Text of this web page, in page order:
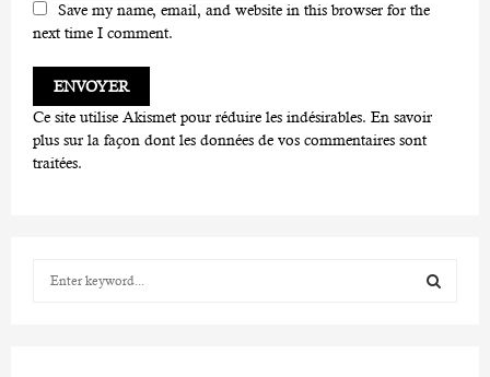
Save my name, email, and website in this browser for the
next time I comment.
Ce site utilise Akismet pour réduire les indésirables. En savoir
plus sur la façon dont les données de vos commentaires sont
traitées.